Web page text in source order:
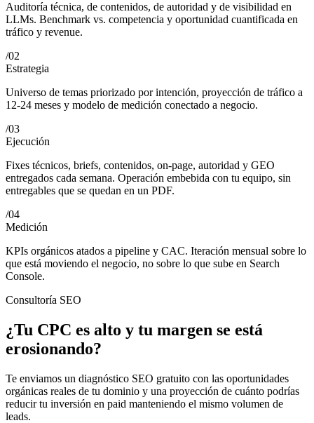
Auditoría técnica, de contenidos, de autoridad y de visibilidad en
LLMs. Benchmark vs. competencia y oportunidad cuantificada en
tráfico y revenue.
/02
Estrategia
Universo de temas priorizado por intención, proyección de tráfico a
12-24 meses y modelo de medición conectado a negocio.
/03
Ejecución
Fixes técnicos, briefs, contenidos, on-page, autoridad y GEO
entregados cada semana. Operación embebida con tu equipo, sin
entregables que se quedan en un PDF.
/04
Medición
KPIs orgánicos atados a pipeline y CAC. Iteración mensual sobre lo
que está moviendo el negocio, no sobre lo que sube en Search
Console.
Consultoría SEO
¿Tu CPC es alto y tu margen se está
erosionando?
Te enviamos un diagnóstico SEO gratuito con las oportunidades
orgánicas reales de tu dominio y una proyección de cuánto podrías
reducir tu inversión en paid manteniendo el mismo volumen de
leads.